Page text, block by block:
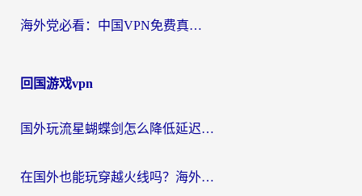
海外党必看：中国VPN免费真的靠谱吗？手把手教你选对回国加速器
回国游戏vpn
国外玩流星蝴蝶剑怎么降低延迟？海外党必看的加速秘籍（含欧洲鸣潮&彩虹岛优化攻略）
在国外也能玩穿越火线吗？海外玩家国服游戏畅玩终极指南